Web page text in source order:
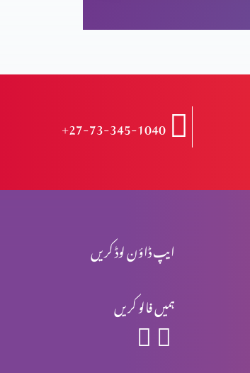
+27-73-345-1040
ایپ ڈاؤن لوڈ کریں
ہمیں فالو کریں